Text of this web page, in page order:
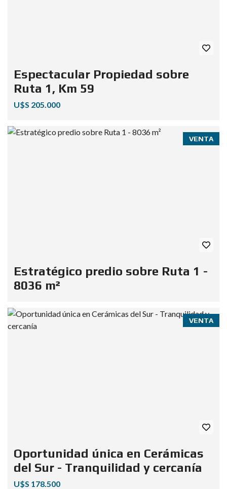
Espectacular Propiedad sobre
Ruta 1, Km 59
U$S 205.000
VENTA
Estratégico predio sobre Ruta 1 -
8036 m²
VENTA
Oportunidad única en Cerámicas
del Sur - Tranquilidad y cercanía
U$S 178.500